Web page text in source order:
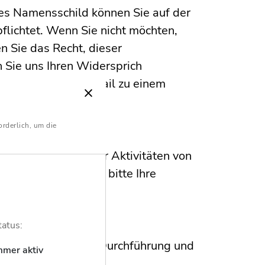
Namensschild können Sie auf der
Wenn Sie nicht möchten,
Sie das Recht, dieser
uns Ihren Widersprich
oder per E-Mail zu einem
über Aktivitäten von
erteilen Sie hierzu bitte Ihre
Daten zur Durchführung und
um die
aktiv